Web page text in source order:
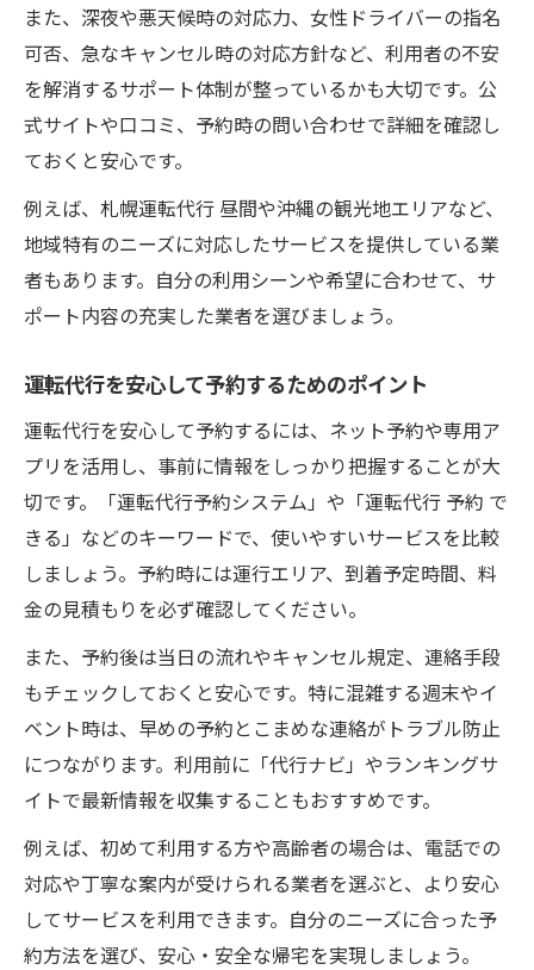
また、深夜や悪天候時の対応力、女性ドライバーの指名
可否、急なキャンセル時の対応方針など、利用者の不安
を解消するサポート体制が整っているかも大切です。公
式サイトや口コミ、予約時の問い合わせで詳細を確認し
ておくと安心です。
例えば、札幌運転代行 昼間や沖縄の観光地エリアなど、
地域特有のニーズに対応したサービスを提供している業
者もあります。自分の利用シーンや希望に合わせて、サ
ポート内容の充実した業者を選びましょう。
運転代行を安心して予約するためのポイント
運転代行を安心して予約するには、ネット予約や専用ア
プリを活用し、事前に情報をしっかり把握することが大
切です。「運転代行予約システム」や「運転代行 予約 で
きる」などのキーワードで、使いやすいサービスを比較
しましょう。予約時には運行エリア、到着予定時間、料
金の見積もりを必ず確認してください。
また、予約後は当日の流れやキャンセル規定、連絡手段
もチェックしておくと安心です。特に混雑する週末やイ
ベント時は、早めの予約とこまめな連絡がトラブル防止
につながります。利用前に「代行ナビ」やランキングサ
イトで最新情報を収集することもおすすめです。
例えば、初めて利用する方や高齢者の場合は、電話での
対応や丁寧な案内が受けられる業者を選ぶと、より安心
してサービスを利用できます。自分のニーズに合った予
約方法を選び、安心・安全な帰宅を実現しましょう。